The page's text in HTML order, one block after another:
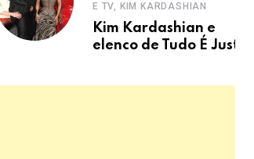
E TV, KIM KARDASHIAN
Kim Kardashian e
elenco de Tudo É Justo